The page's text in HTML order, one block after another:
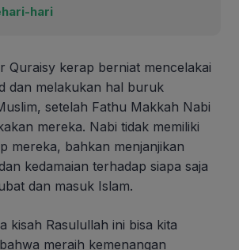
hari
Quraisy kerap berniat mencelakai
dan melakukan hal buruk
setelah Fathu Makkah Nabi
mereka. Nabi tidak memiliki
mereka, bahkan menjanjikan
kedamaian terhadap siapa saja
dan masuk Islam.
kisah Rasulullah ini bisa kita
meraih kemenangan